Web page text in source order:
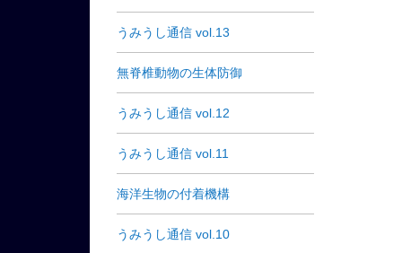
うみうし通信 vol.13
無脊椎動物の生体防御
うみうし通信 vol.12
うみうし通信 vol.11
海洋生物の付着機構
うみうし通信 vol.10